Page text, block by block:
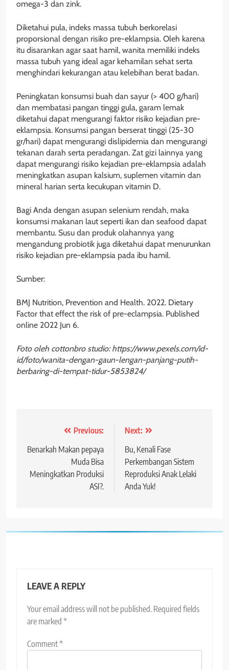
omega-3 dan zink.
Diketahui pula, indeks massa tubuh berkorelasi
proporsional dengan risiko pre-eklampsia. Oleh karena
itu disarankan agar saat hamil, wanita memiliki indeks
massa tubuh yang ideal agar kehamilan sehat serta
menghindari kekurangan atau kelebihan berat badan.
Peningkatan konsumsi buah dan sayur (> 400 g/hari)
dan membatasi pangan tinggi gula, garam lemak
diketahui dapat mengurangi faktor risiko kejadian pre-
eklampsia. Konsumsi pangan berserat tinggi (25-30
gr/hari) dapat mengurangi dislipidemia dan mengurangi
tekanan darah serta peradangan. Zat gizi lainnya yang
dapat mengurangi risiko kejadian pre-eklampsia adalah
meningkatkan asupan kalsium, suplemen vitamin dan
mineral harian serta kecukupan vitamin D.
Bagi Anda dengan asupan selenium rendah, maka
konsumsi makanan laut seperti ikan dan seafood dapat
membantu. Susu dan produk olahannya yang
mengandung probiotik juga diketahui dapat menurunkan
risiko kejadian pre-eklampsia pada ibu hamil.
Sumber:
BMJ Nutrition, Prevention and Health. 2022. Dietary
Factor that effect the risk of pre-eclampsia. Published
online 2022 Jun 6.
Foto oleh cottonbro studio: https://www.pexels.com/id-
id/foto/wanita-dengan-gaun-lengan-panjang-putih-
berbaring-di-tempat-tidur-5853824/
navigation
Previous:
Benarkah Makan pepaya
Muda Bisa
Meningkatkan Produksi
ASI?.
Next:
Bu, Kenali Fase
Perkembangan Sistem
Reproduksi Anak Lelaki
Anda Yuk!
LEAVE A REPLY
Your email address will not be published. Required fields
are marked *
Comment*